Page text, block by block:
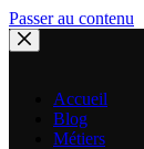
Passer au contenu
Accueil
Blog
Métiers